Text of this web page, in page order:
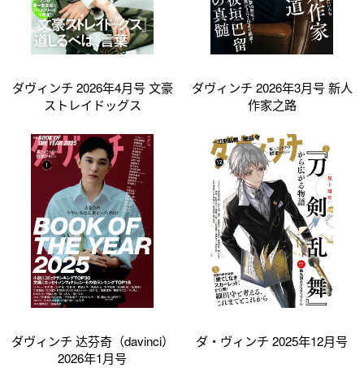
ダヴィンチ 2026年4月号 文豪
ストレイドッグス
ダヴィンチ 2026年3月号 新人
作家之路
ダヴィンチ 达芬奇（davinci）
2026年1月号
ダ・ヴィンチ 2025年12月号